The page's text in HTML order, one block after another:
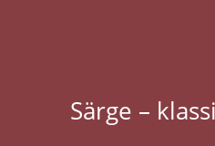
Särge –